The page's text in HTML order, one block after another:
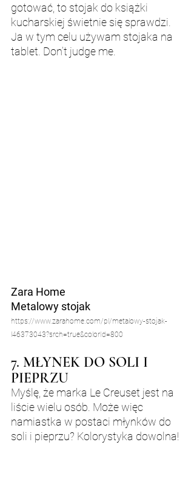
gotować, to stojak do książki
kucharskiej świetnie się sprawdzi.
Ja w tym celu używam stojaka na
tablet. Don’t judge me.
Zara Home
Metalowy stojak
https://www.zarahome.com/pl/metalowy-stojak-
l46373043?srch=true&colorId=800
7. MŁYNEK DO SOLI I
PIEPRZU
Myślę, że marka Le Creuset jest na
liście wielu osób. Może więc
namiastka w postaci młynków do
soli i pieprzu? Kolorystyka dowolna!